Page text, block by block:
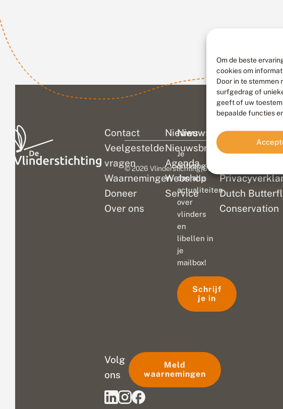
Om de beste
cookies om
Door in te stemmen
surfgedrag of
geeft of uw
bepaalde functies
Contact
Veelgestelde
vragen
Waarnemingen
Doneer
Over ons
Nieuws
Nieuwsbrief
Agenda
Webshop
Service
Colofon
Disclaimer
Dutch
Conservation
Nieuwsbrief
Je
ontvangt
dan alle
actualiteiten
over
vlinders
en
libellen in
je
mailbox!
Schrijf
je in
Volg
ons
Meld
waarnemingen
© 2026 Vlinderstichting|Duurzaam ontwikkeld